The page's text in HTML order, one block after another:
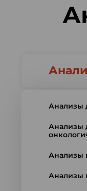
Анализы
Анализы
Анализы
Анализы